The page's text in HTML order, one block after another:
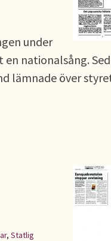
under
nationalsång.
lämnade över
, Statlig